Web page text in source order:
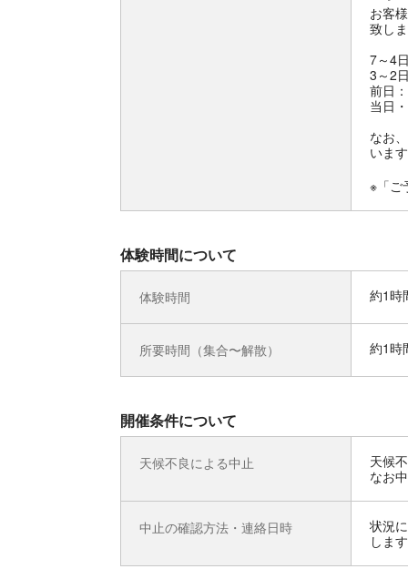
お客
致し
7～4
3～2
前日
当日
なお
いま
※「ご
体験時間について
体験時間 約1時
所要時間（集合〜解散） 約1時
開催条件について
天候不良による中止
天候
なお
中止の確認方法・連絡日時
状況
しま